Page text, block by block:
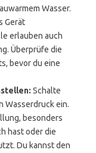
Wasser.
Gerät
erlauben auch
Überprüfe die
bevor du eine
Schalte
Wasserdruck ein.
besonders
hast oder die
Du kannst den